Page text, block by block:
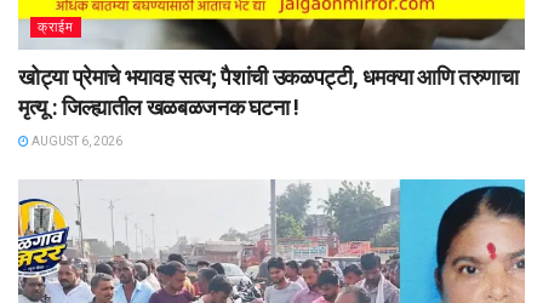
क्राईम
खोट्या प्रेमाचे भयावह सत्य; पैशांची उकळपट्टी, धमक्या आणि तरुणाचा
मृत्यू : जिल्ह्यातील खळबळजनक घटना !
AUGUST 6, 2026